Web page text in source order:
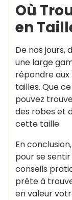
Où
en
De nos jours,
une large
répondre
tailles. Que
pouvez
des robes et
cette taille.
En
pour se
conseils
prête à
en valeur